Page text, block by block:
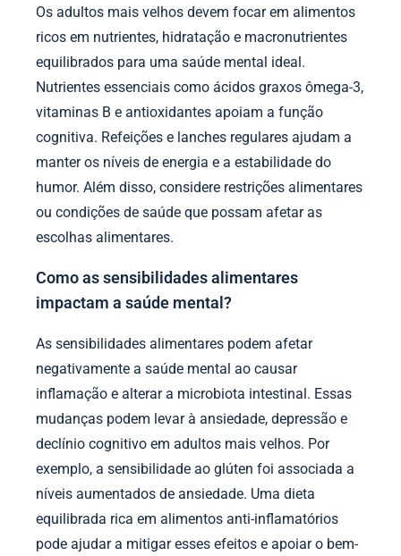
Os adultos mais velhos devem focar em alimentos
ricos em nutrientes, hidratação e macronutrientes
equilibrados para uma saúde mental ideal.
Nutrientes essenciais como ácidos graxos ômega-3,
vitaminas B e antioxidantes apoiam a função
cognitiva. Refeições e lanches regulares ajudam a
manter os níveis de energia e a estabilidade do
humor. Além disso, considere restrições alimentares
ou condições de saúde que possam afetar as
escolhas alimentares.
Como as sensibilidades alimentares
impactam a saúde mental?
As sensibilidades alimentares podem afetar
negativamente a saúde mental ao causar
inflamação e alterar a microbiota intestinal. Essas
mudanças podem levar à ansiedade, depressão e
declínio cognitivo em adultos mais velhos. Por
exemplo, a sensibilidade ao glúten foi associada a
níveis aumentados de ansiedade. Uma dieta
equilibrada rica em alimentos anti-inflamatórios
pode ajudar a mitigar esses efeitos e apoiar o bem-